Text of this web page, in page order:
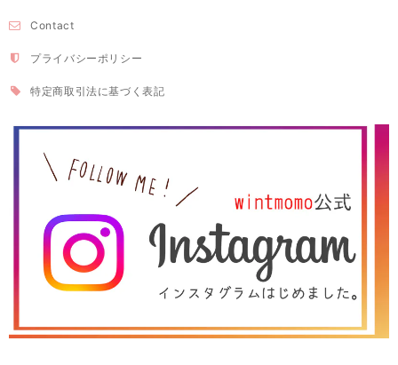
Contact
プライバシーポリシー
特定商取引法に基づく表記